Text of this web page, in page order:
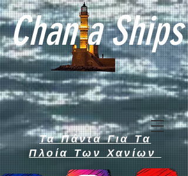
Chan a Ships
Τα Πάντα Για Τα
Πλοία Των Χανίων